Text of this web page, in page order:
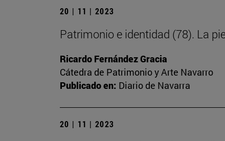
20 | 11 | 2023
Patrimonio e identidad (78). La
Ricardo Fernández Gracia
Cátedra de Patrimonio y Arte Navarro
Publicado en: Diario de Navarra
20 | 11 | 2023